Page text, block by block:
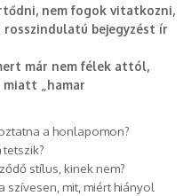
nem fogok vitatkozni,
rosszindulatú bejegyzést ír
már nem félek attól,
„hamar
a honlapomon?
tetszik?
stílus, kinek nem?
szívesen, mit, miért hiányol